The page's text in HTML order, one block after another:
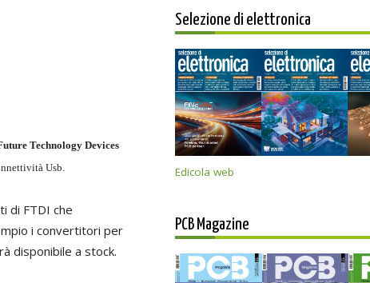
Technology Devices
Usb.
di FTDI che
i convertitori per
disponibile a stock.
Selezione di elettronica
Edicola web
PCB Magazine